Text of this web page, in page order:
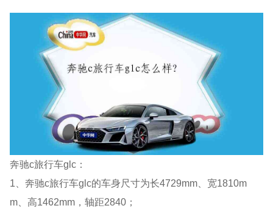
奔驰c旅行车glc：
1、奔驰c旅行车glc的车身尺寸为长4729mm、宽1810m
m、高1462mm，轴距2840；